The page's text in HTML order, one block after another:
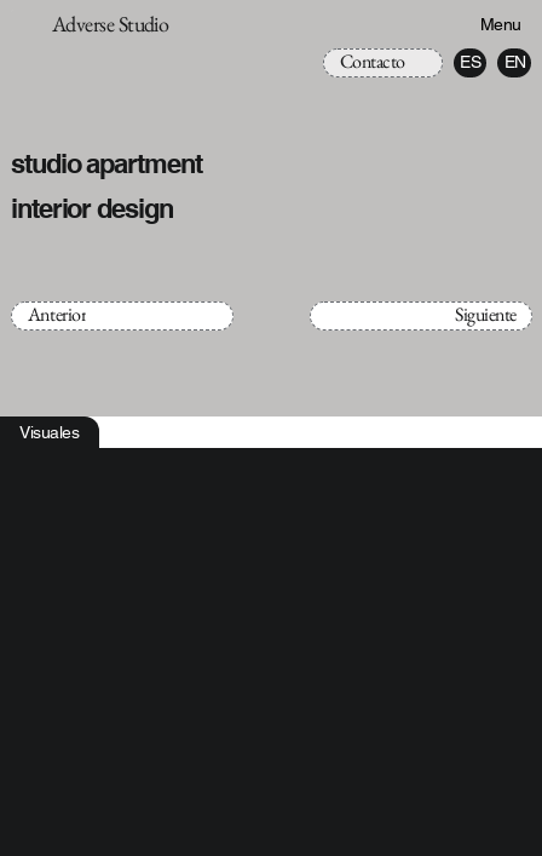
Adverse Studio Menu
Contacto ES EN
studio apartment
interior design
Anterior Siguiente
Visuales